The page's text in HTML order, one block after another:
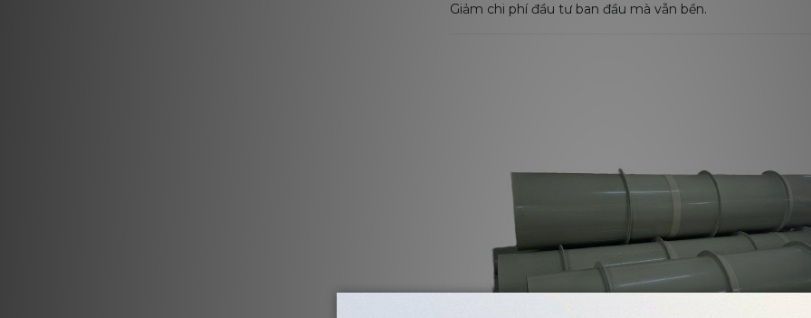
Giảm chi phí đầu tư ban đầu mà vẫn bền.